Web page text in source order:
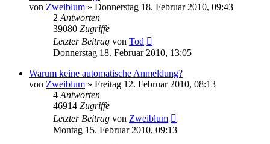
von Zweiblum » Donnerstag 18. Februar 2010, 09:43
2 Antworten
39080 Zugriffe
Letzter Beitrag von Tod
Donnerstag 18. Februar 2010, 13:05
Warum keine automatische Anmeldung?
von Zweiblum » Freitag 12. Februar 2010, 08:13
4 Antworten
46914 Zugriffe
Letzter Beitrag von Zweiblum
Montag 15. Februar 2010, 09:13